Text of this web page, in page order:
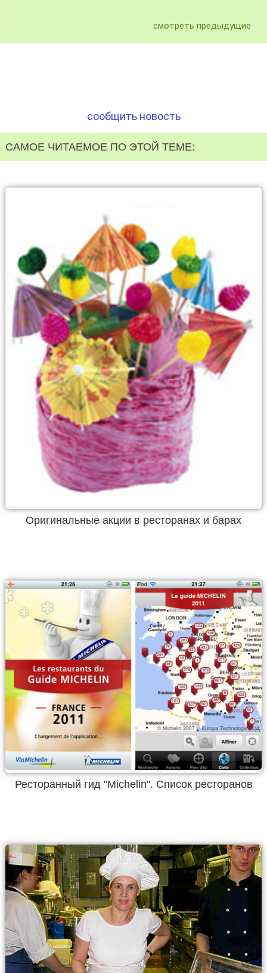
смотреть предыдущие
сообщить новость
САМОЕ ЧИТАЕМОЕ ПО ЭТОЙ ТЕМЕ:
Оригинальные акции в ресторанах и барах
Ресторанный гид "Michelin". Список ресторанов